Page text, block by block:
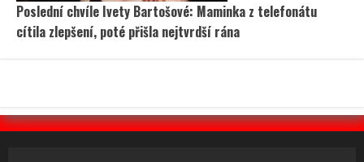
Poslední chvíle Ivety Bartošové: Maminka z telefonátu
cítila zlepšení, poté přišla nejtvrdší rána